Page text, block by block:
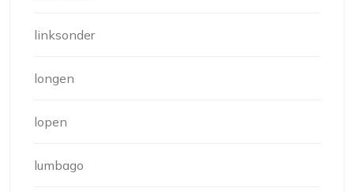
linksonder
longen
lopen
lumbago